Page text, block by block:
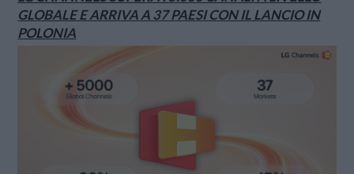
GLOBALE E ARRIVA A 37 PAESI CON IL LANCIO IN
POLONIA